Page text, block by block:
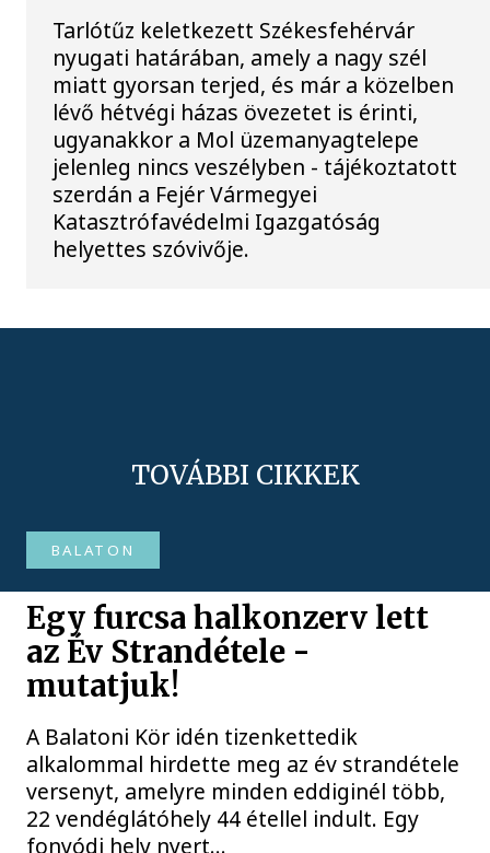
Tarlótűz keletkezett Székesfehérvár
nyugati határában, amely a nagy szél
miatt gyorsan terjed, és már a közelben
lévő hétvégi házas övezetet is érinti,
ugyanakkor a Mol üzemanyagtelepe
jelenleg nincs veszélyben - tájékoztatott
szerdán a Fejér Vármegyei
Katasztrófavédelmi Igazgatóság
helyettes szóvivője.
TOVÁBBI CIKKEK
BALATON
Egy furcsa halkonzerv lett
az Év Strandétele -
mutatjuk!
A Balatoni Kör idén tizenkettedik
alkalommal hirdette meg az év strandétele
versenyt, amelyre minden eddiginél több,
22 vendéglátóhely 44 étellel indult. Egy
fonyódi hely nyert...